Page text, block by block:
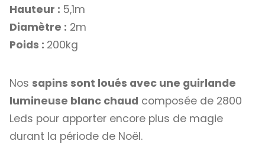
Hauteur : 5,1m
Diamètre : 2m
Poids : 200kg
Nos sapins sont loués avec une guirlande
lumineuse blanc chaud composée de 2800
Leds pour apporter encore plus de magie
durant la période de Noël.